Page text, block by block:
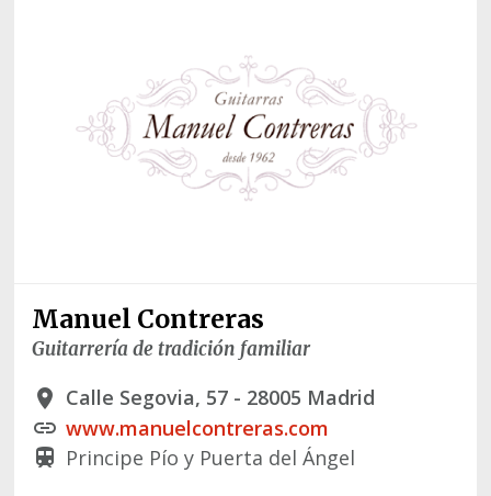
Manuel Contreras
Guitarrería de tradición familiar
place Calle Segovia, 57 - 28005 Madrid
link www.manuelcontreras.com
train Principe Pío y Puerta del Ángel